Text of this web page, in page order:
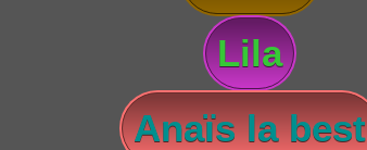
Lila
Anaïs la best